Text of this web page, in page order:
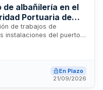
albañilería en el
Portuaria de
de trabajos de
instalaciones del puerto
Portuaria de
el objeto de preservar y
de mampostería,
El importe del
En Plazo
21/09/2026